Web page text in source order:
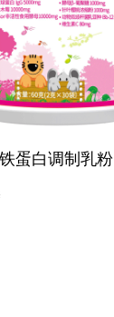
蛋白调制乳粉